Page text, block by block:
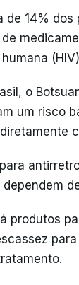
de 14%
o
um risco
produtos